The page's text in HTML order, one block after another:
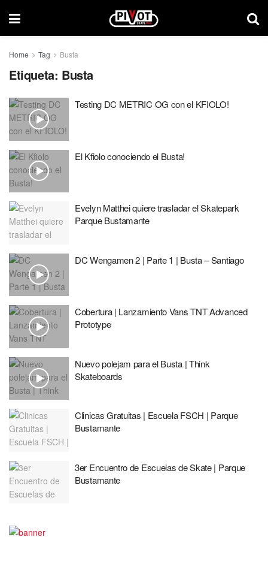
Home Tag Busta
Etiqueta: Busta
Testing DC METRIC OG con el KFIOLO!
El Kfiolo conociendo el Busta!
Evelyn Matthei quiere trasladar el Skatepark
Parque Bustamante
DC Wengamen 2 | Parte 1 | Busta – Santiago
Cobertura | Lanzamiento Vans TNT Advanced
Prototype
Nuevo polejam para el Busta | Think
Skateboards
Clinicas Gratuitas | Escuela FSCH | Parque
Bustamante
3er Encuentro de Escuelas de Skate | Parque
Bustamante